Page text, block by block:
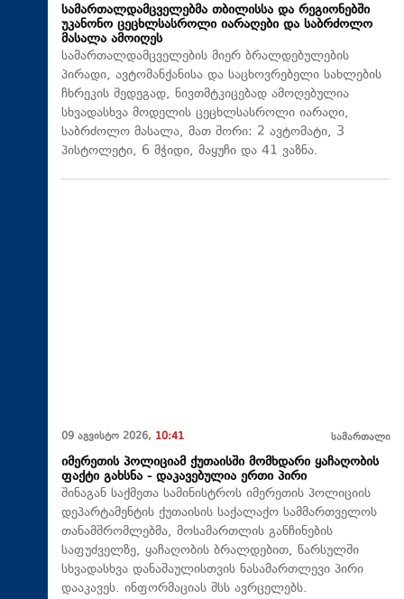
სამართალდამცველებმა თბილისსა და რეგიონებში
უკანონო ცეცხლსასროლი იარაღები და საბრძოლო
მასალა ამოიღეს
სამართალდამცველების მიერ ბრალდებულების
პირადი, ავტომანქანისა და საცხოვრებელი სახლების
ჩხრეკის შედეგად, ნივთმტკიცებად ამოღებულია
სხვადასხვა მოდელის ცეცხლსასროლი იარაღი,
საბრძოლო მასალა, მათ შორი: 2 ავტომატი, 3
პისტოლეტი, 6 მჭიდი, მაყუჩი და 41 ვაზნა.
09 აგვისტო 2026, 10:41 სამართალი
იმერეთის პოლიციამ ქუთაისში მომხდარი ყაჩაღობის
ფაქტი გახსნა - დაკავებულია ერთი პირი
შინაგან საქმეთა სამინისტროს იმერეთის პოლიციის
დეპარტამენტის ქუთაისის საქალაქო სამმართველოს
თანამშრომლებმა, მოსამართლის განჩინების
საფუძველზე, ყაჩაღობის ბრალდებით, წარსულში
სხვადასხვა დანაშაულისთვის ნასამართლევი პირი
დააკავეს. ინფორმაციას შსს ავრცელებს.